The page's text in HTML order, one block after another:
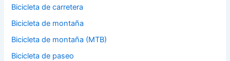
Bicicleta de carretera
Bicicleta de montaña
Bicicleta de montaña (MTB)
Bicicleta de paseo